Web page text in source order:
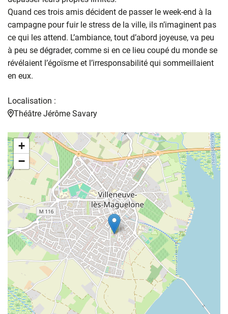
Quand ces trois amis décident de passer le week-end à la
campagne pour fuir le stress de la ville, ils n’imaginent pas
ce qui les attend. L’ambiance, tout d’abord joyeuse, va peu
à peu se dégrader, comme si en ce lieu coupé du monde se
révélaient l’égoïsme et l’irresponsabilité qui sommeillaient
en eux.
Localisation :
Théâtre Jérôme Savary
+
−